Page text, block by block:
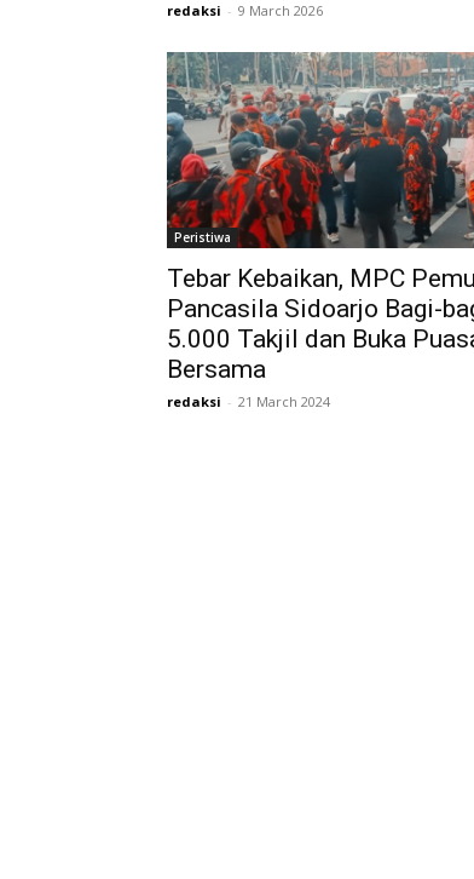
redaksi - 9 March 2026
Peristiwa
Tebar Kebaikan, MPC
Pancasila Sidoarjo Bagi-
5.000 Takjil dan Buka
Bersama
redaksi - 21 March 2024